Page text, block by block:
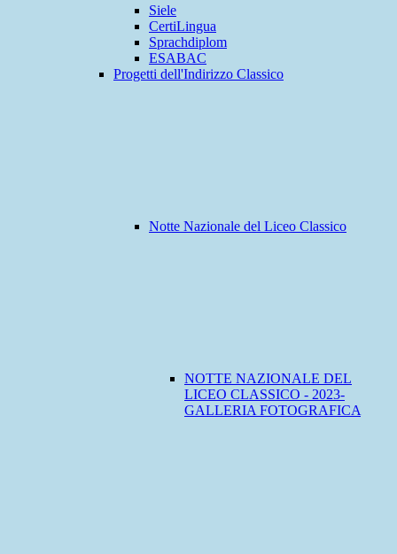
Siele
CertiLingua
Sprachdiplom
ESABAC
Progetti dell'Indirizzo Classico
Notte Nazionale del Liceo Classico
NOTTE NAZIONALE DEL
LICEO CLASSICO - 2023-
GALLERIA FOTOGRAFICA